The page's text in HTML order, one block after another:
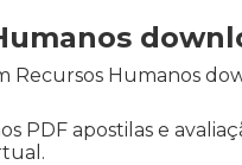
Recursos Humanos
PDF apostilas e